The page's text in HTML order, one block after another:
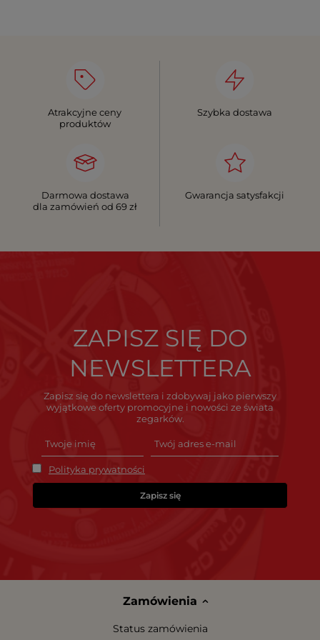
Atrakcyjne ceny
produktów
Szybka dostawa
Darmowa dostawa
dla zamówień od 69 zł
Gwarancja satysfakcji
ZAPISZ SIĘ DO
NEWSLETTERA
Zapisz się do newslettera i zdobywaj jako pierwszy
wyjątkowe oferty promocyjne i nowości ze świata
zegarków.
Polityka prywatności
Zapisz się
Zamówienia
Status zamówienia